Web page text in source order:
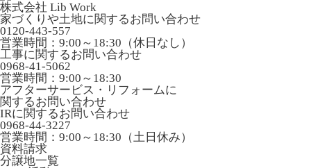
株式会社 Lib Work
家づくりや土地に関するお問い合わせ
0120-443-557
営業時間：9:00～18:30（休日なし）
工事に関するお問い合わせ
0968-41-5062
営業時間：9:00～18:30
アフターサービス・リフォームに
関するお問い合わせ
IRに関するお問い合わせ
0968-44-3227
営業時間：9:00～18:30（土日休み）
資料請求
分譲地一覧